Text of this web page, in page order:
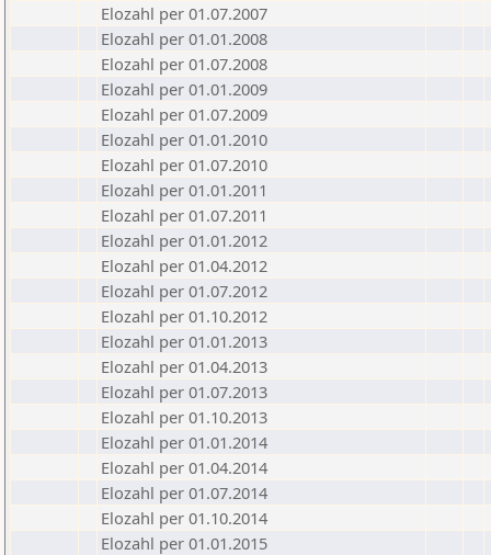
Elozahl per 01.07.2007
Elozahl per 01.01.2008
Elozahl per 01.07.2008
Elozahl per 01.01.2009
Elozahl per 01.07.2009
Elozahl per 01.01.2010
Elozahl per 01.07.2010
Elozahl per 01.01.2011
Elozahl per 01.07.2011
Elozahl per 01.01.2012
Elozahl per 01.04.2012
Elozahl per 01.07.2012
Elozahl per 01.10.2012
Elozahl per 01.01.2013
Elozahl per 01.04.2013
Elozahl per 01.07.2013
Elozahl per 01.10.2013
Elozahl per 01.01.2014
Elozahl per 01.04.2014
Elozahl per 01.07.2014
Elozahl per 01.10.2014
Elozahl per 01.01.2015